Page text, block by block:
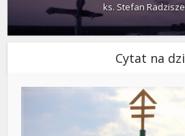
ks. Stefan
Cytat na